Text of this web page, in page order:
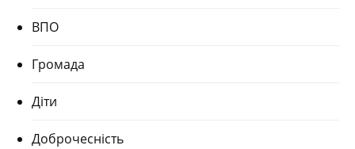
ВПО
Громада
Діти
Доброчесність